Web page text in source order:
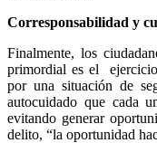
Corresponsabilidad y
Finalmente, los
primordial es el
por una situación de
autocuidado que cada
evitando generar
delito, “la oportunidad